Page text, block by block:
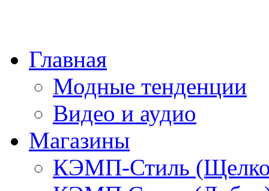
Главная
Модные тенденции
Видео и аудио
Магазины
КЭМП-Стиль